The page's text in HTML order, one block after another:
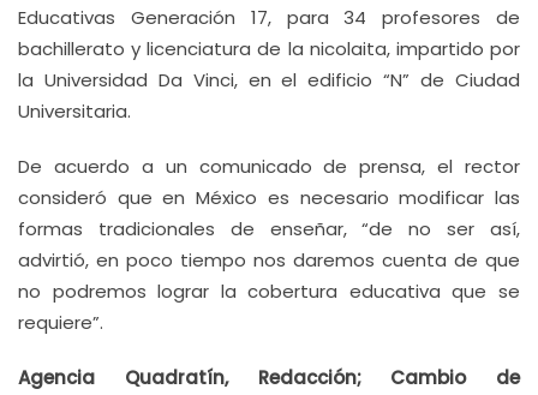
Educativas Generación 17, para 34 profesores de
bachillerato y licenciatura de la nicolaita, impartido por
la Universidad Da Vinci, en el edificio “N” de Ciudad
Universitaria.
De acuerdo a un comunicado de prensa, el rector
consideró que en México es necesario modificar las
formas tradicionales de enseñar, “de no ser así,
advirtió, en poco tiempo nos daremos cuenta de que
no podremos lograr la cobertura educativa que se
requiere”.
Agencia Quadratín, Redacción; Cambio de